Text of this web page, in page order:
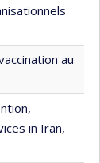
au
in Iran,